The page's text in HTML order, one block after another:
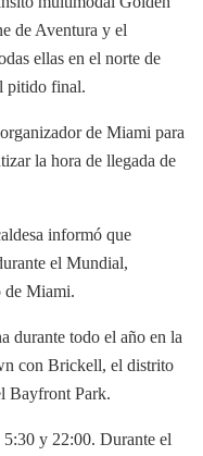
de Aventura y el
ellas en el norte de
pitido final.
de Miami para
la hora de llegada de
informó que
el Mundial,
de Miami.
durante todo el año en la
con Brickell, el distrito
Bayfront Park.
y 22:00. Durante el